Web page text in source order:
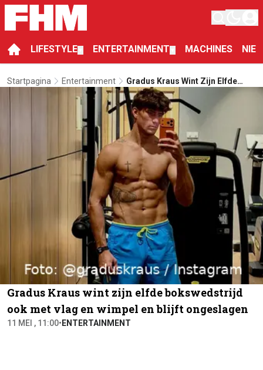
LIFESTYLE ENTERTAINMENT MACHINES
Startpagina Entertainment
Gradus Kraus Wint Zijn Elfde
Bokswedstrijd Ook Met Vlag En
Wimpel En Blijft Ongeslagen
Gradus Kraus wint zijn elfde bokswedstrijd
ook met vlag en wimpel en blijft ongeslagen
11 MEI , 11:00• ENTERTAINMENT